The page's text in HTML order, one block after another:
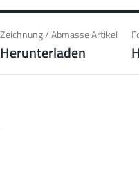
Zeichnung / Abmasse Artikel
Herunterladen
Ideal für den Schutz von
Berührungsschutz)
Mehr zur Produktgruppe